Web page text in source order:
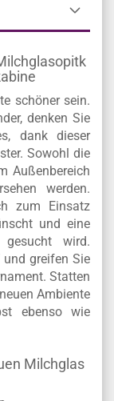
schöner sein.
denken Sie
dank dieser
Sowohl die
Außenbereich
werden.
zum Einsatz
und eine
gesucht wird.
greifen Sie
Statten
Ambiente
ebenso wie
Milchglas